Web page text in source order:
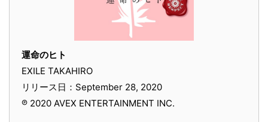
運命のヒト
EXILE TAKAHIRO
リリース日：September 28, 2020
℗ 2020 AVEX ENTERTAINMENT INC.